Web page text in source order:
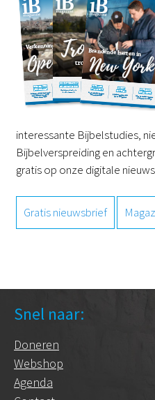
interessante Bijbelstudies,
Bijbelverspreiding en
gratis op onze digitale
Gratis nieuwsbrief
Snel naar:
Doneren
Webshop
Agenda